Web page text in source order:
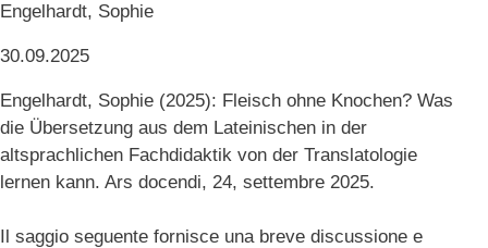
Engelhardt, Sophie
30.09.2025
Engelhardt, Sophie (2025): Fleisch ohne Knochen? Was
die Übersetzung aus dem Lateinischen in der
altsprachlichen Fachdidaktik von der Translatologie
lernen kann. Ars docendi, 24, settembre 2025.
Il saggio seguente fornisce una breve discussione e